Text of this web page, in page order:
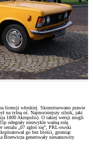
licencji włoskiej. Skonstruowano prawie
na tylną oś. Najmocniejszy silnik, jaki
1800 Akropolis). O takiej wersji mogli
odegrały niezwykle ważną rolę.
serialu „07 zgłoś się”, PRL-owski
go bez litości, gromiąc
Borewicza generowały niesamowity